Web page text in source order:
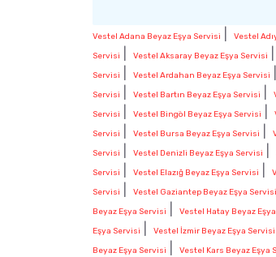
Vestel Adana Beyaz Eşya Servisi Vestel
Servisi
Vestel Aksaray Beyaz Eşya Servisi
Servisi
Vestel Ardahan Beyaz Eşya Servisi
Servisi
Vestel Bartın Beyaz Eşya Servisi
Servisi
Vestel Bingöl Beyaz Eşya Servisi
Servisi
Vestel Bursa Beyaz Eşya Servisi
Servisi
Vestel Denizli Beyaz Eşya Servisi
Servisi
Vestel Elazığ Beyaz Eşya Servisi
Servisi
Vestel Gaziantep Beyaz Eşya Servisi
Beyaz Eşya Servisi
Vestel Hatay Beyaz
Eşya Servisi
Vestel İzmir Beyaz Eşya Servisi
Beyaz Eşya Servisi
Vestel Kars Beyaz Eşya